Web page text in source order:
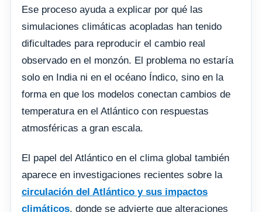
Ese proceso ayuda a explicar por qué las
simulaciones climáticas acopladas han tenido
dificultades para reproducir el cambio real
observado en el monzón. El problema no estaría
solo en India ni en el océano Índico, sino en la
forma en que los modelos conectan cambios de
temperatura en el Atlántico con respuestas
atmosféricas a gran escala.
El papel del Atlántico en el clima global también
aparece en investigaciones recientes sobre la
circulación del Atlántico y sus impactos
climáticos, donde se advierte que alteraciones